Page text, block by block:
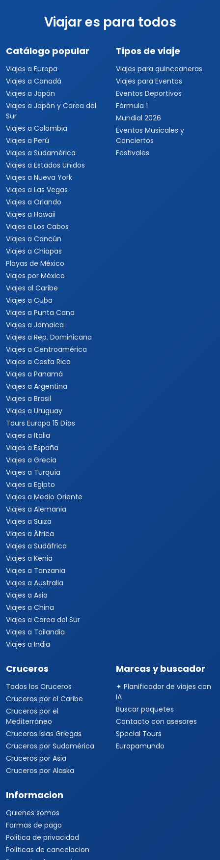
Viajar es para todos
Catálogo popular
Viajes a Europa
Viajes a Canadá
Viajes a Japón
Viajes a Japón y Corea del
Sur
Viajes a Colombia
Viajes a Perú
Viajes a Sudamérica
Viajes a Estados Unidos
Viajes a Nueva York
Viajes a Las Vegas
Viajes a Orlando
Viajes a Hawaii
Viajes a Los Cabos
Viajes a Cancún
Viajes a Chiapas
Playas de México
Viajes por México
Viajes al Caribe
Viajes a Cuba
Viajes a Punta Cana
Viajes a Jamaica
Viajes a Rep. Dominicana
Viajes a Centroamérica
Viajes a Costa Rica
Viajes a Panamá
Viajes a Argentina
Viajes a Brasil
Viajes a Uruguay
Tours Europa 15 Días
Viajes a Italia
Viajes a España
Viajes a Grecia
Viajes a Turquía
Viajes a Egipto
Viajes a Medio Oriente
Viajes a Alemania
Viajes a Suiza
Viajes a África
Viajes a Sudáfrica
Viajes a Kenia
Viajes a Tanzania
Viajes a Australia
Viajes a Asia
Viajes a China
Viajes a Corea del Sur
Viajes a Tailandia
Viajes a India
Tipos de viaje
Viajes para quinceaneras
Viajes para Eventos
Eventos Deportivos
Fórmula 1
Mundial 2026
Eventos Musicales y
Conciertos
Festivales
Cruceros
Todos los Cruceros
Cruceros por el Caribe
Cruceros por el
Mediterráneo
Cruceros Islas Griegas
Cruceros por Sudamérica
Cruceros por Asia
Cruceros por Alaska
Marcas y buscador
✦ Planificador de viajes con
IA
Buscar paquetes
Contacto con asesores
Special Tours
Europamundo
Informacion
Quienes somos
Formas de pago
Politica de privacidad
Politicas de cancelacion